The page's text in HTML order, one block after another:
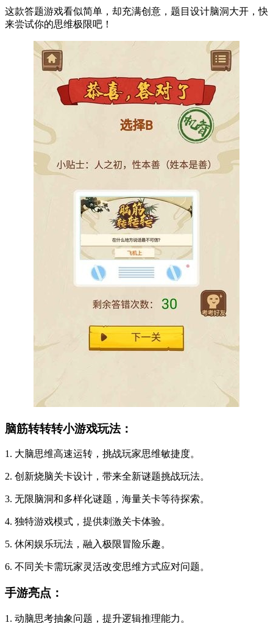
这款答题游戏看似简单，却充满创意，题目设计脑洞大开，快
来尝试你的思维极限吧！
脑筋转转转小游戏玩法：
1. 大脑思维高速运转，挑战玩家思维敏捷度。
2. 创新烧脑关卡设计，带来全新谜题挑战玩法。
3. 无限脑洞和多样化谜题，海量关卡等待探索。
4. 独特游戏模式，提供刺激关卡体验。
5. 休闲娱乐玩法，融入极限冒险乐趣。
6. 不同关卡需玩家灵活改变思维方式应对问题。
手游亮点：
1. 动脑思考抽象问题，提升逻辑推理能力。